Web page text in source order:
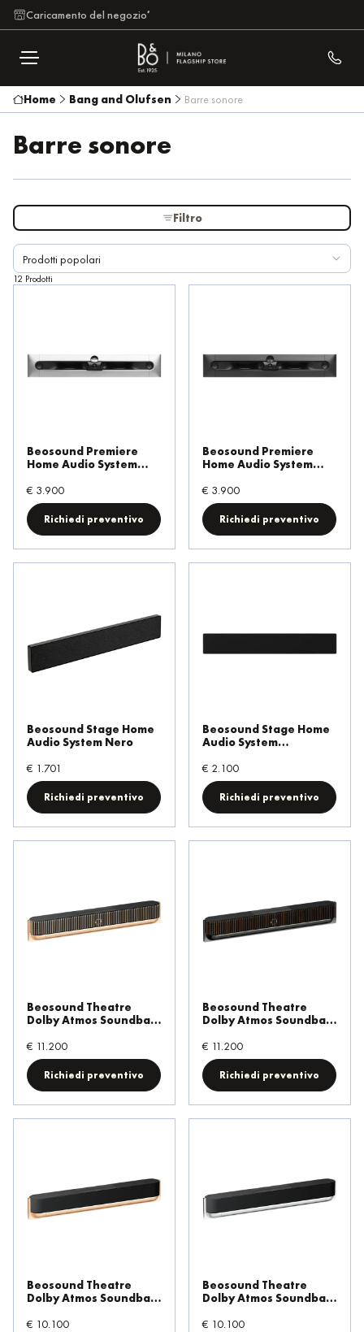
Caricamento del negozio
Home Bang and Olufsen Barre sonore
Barre sonore
Filtro
Prezzo più alto€ 11.200
Da
Caratteristiche dell'altoparlante
Colore esterno
Potenza di uscita
Wireless powerlink
Famiglia
Ethernet powerlink
12 Prodotti
Prodotti popolari
Beosound Premiere
Home Audio System
€ 3.900
Richiedi preventivo
Beosound Premiere
Home Audio System
€ 3.900
Richiedi preventivo
Beosound Stage Home
Audio System Nero
€ 1.701
Richiedi preventivo
Beosound Stage Home
Audio System
€ 2.100
Richiedi preventivo
Beosound Theatre
Dolby Atmos Soundbar
€ 11.200
Richiedi preventivo
Beosound Theatre
Dolby Atmos Soundbar
Oak
€ 11.200
Richiedi preventivo
Beosound Theatre
Dolby Atmos Soundbar
Melange
€ 10.100
Beosound Theatre
Dolby Atmos Soundbar
€ 10.100